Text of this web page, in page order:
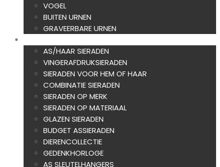
VOGEL
BUITEN URNEN
GRAVEERBARE URNEN
AS/HAAR SIERADEN
VINGERAFDRUKSIERADEN
SIERADEN VOOR HEM OF HAAR
COMBINATIE SIERADEN
SIERADEN OP MERK
SIERADEN OP MATERIAAL
GLAZEN SIERADEN
BUDGET ASSIERADEN
DIERENCOLLECTIE
GEDENKHORLOGE
AS SLEUTELHANGERS